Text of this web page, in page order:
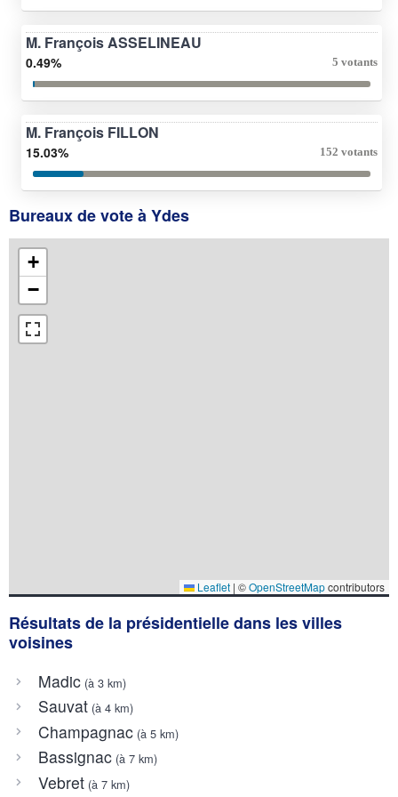
M. François ASSELINEAU
0.49% 5 votants
M. François FILLON
15.03% 152 votants
Bureaux de vote à Ydes
+
−
Leaflet | ©OpenStreetMapcontributors
Résultats de la présidentielle dans les villes
voisines
Madic(à 3 km)
Sauvat(à 4 km)
Champagnac(à 5 km)
Bassignac(à 7 km)
Vebret(à 7 km)